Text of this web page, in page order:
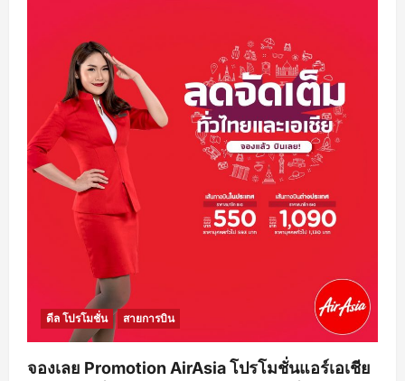
ดีล โปรโมชั่น สายการบิน
จองเลย Promotion AirAsia โปรโมชั่นแอร์เอเชีย